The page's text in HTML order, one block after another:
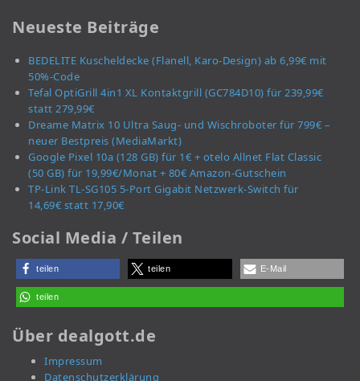
Neueste Beiträge
BEDELITE Kuscheldecke (Flanell, Karo-Design) ab 6,99€ mit
50%-Code
Tefal OptiGrill 4in1 XL Kontaktgrill (GC784D10) für 239,99€
statt 279,99€
Dreame Matrix 10 Ultra Saug- und Wischroboter für 799€ –
neuer Bestpreis (MediaMarkt)
Google Pixel 10a (128 GB) für 1€ + otelo Allnet Flat Classic
(50 GB) für 19,99€/Monat + 80€ Amazon-Gutschein
TP-Link TL-SG105 5-Port Gigabit Netzwerk-Switch für
14,69€ statt 17,90€
Social Media / Teilen
teilen teilen E-Mail
teilen
Über dealgott.de
Impressum
Datenschutzerklärung